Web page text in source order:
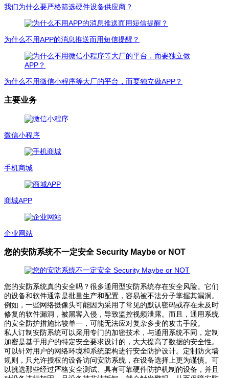
我们为什么要严格筛选硬件设备供应商？
为什么不用APP的消息推送而用短信提醒？
为什么不用微信小程序等大厂的平台，而要独立做APP？
主要业务
微信小程序
手机商城
商城APP
企业网站
您的安防系统不一定安全 Security Maybe or NOT
您的安防系统真的安全吗？很多通用型安防系统存在安全风险。它们
的设备和软件通常是批量生产和配置，容易被不法分子掌握其漏洞。
例如，一些网络摄像头可能因为采用了常见的默认密码或存在未及时
修复的软件漏洞，被黑客入侵，导致监控视频泄露。而且，通用系统
的安全防护措施比较单一，可能无法应对复杂多变的攻击手段。
私人订制安防系统可以采用专门的加密技术，与通用系统不同，定制
加密是基于用户的特定安全要求设计的，大大提高了数据的安全性。
可以针对用户的网络环境和系统架构进行安全防护设计。定制防火墙
规则，只允许授权的设备访问安防系统，在设备选择上更为谨慎。可
以挑选那些经过严格安全测试、具有可靠硬件防护机制的设备，并且